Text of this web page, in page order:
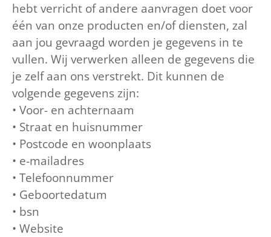
hebt verricht of andere aanvragen doet voor
één van onze producten en/of diensten, zal
aan jou gevraagd worden je gegevens in te
vullen. Wij verwerken alleen de gegevens die
je zelf aan ons verstrekt. Dit kunnen de
volgende gegevens zijn:
• Voor- en achternaam
• Straat en huisnummer
• Postcode en woonplaats
• e-mailadres
• Telefoonnummer
• Geboortedatum
• bsn
• Website